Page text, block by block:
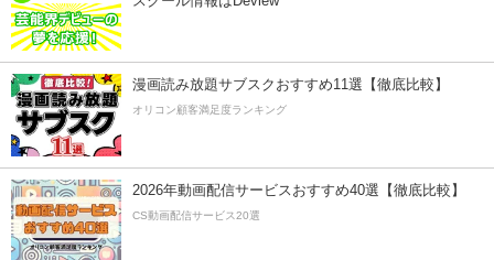
漫画読み放題サブスクおすすめ11選【徹底比較】
オリコン顧客満足度ランキング
2026年動画配信サービスおすすめ40選【徹底比較】
CS動画配信サービス20選